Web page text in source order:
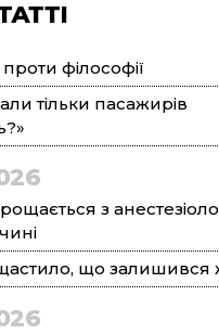
філософії
тільки пасажирів
з
що залишився